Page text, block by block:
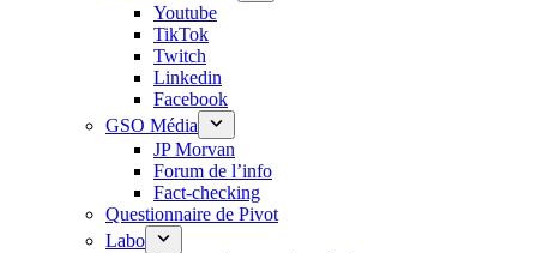
Youtube
TikTok
Twitch
Linkedin
Facebook
GSO Média
JP Morvan
Forum de l’info
Fact-checking
Questionnaire de Pivot
Labo